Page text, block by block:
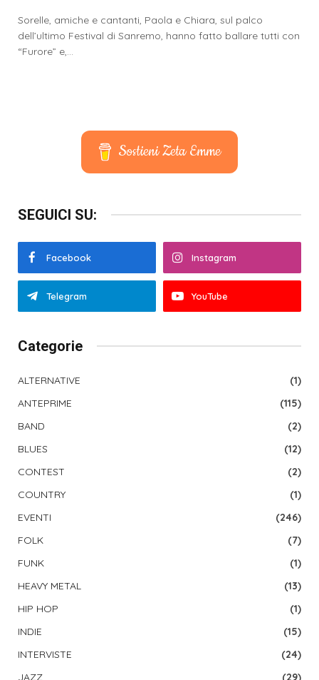
Sorelle, amiche e cantanti, Paola e Chiara, sul palco
dell’ultimo Festival di Sanremo, hanno fatto ballare tutti con
“Furore” e,…
Sostieni Zeta Emme
SEGUICI SU:
Facebook Instagram
Telegram YouTube
Categorie
ALTERNATIVE
(1)
ANTEPRIME
(115)
BAND
(2)
BLUES
(12)
CONTEST
(2)
COUNTRY
(1)
EVENTI
(246)
FOLK
(7)
FUNK
(1)
HEAVY METAL
(13)
HIP HOP
(1)
INDIE
(15)
INTERVISTE
(24)
JAZZ
(29)